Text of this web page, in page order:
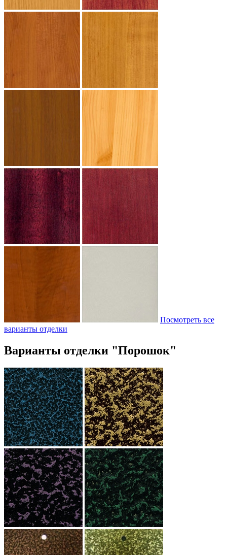
Посмотреть все
варианты отделки
Варианты отделки "Порошок"